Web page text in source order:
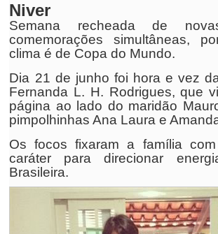
Niver
Semana recheada de
comemorações simultâneas,
clima é de Copa do Mundo.
Dia 21 de junho foi hora e vez
Fernanda L. H. Rodrigues, que
página ao lado do maridão
pimpolhinhas Ana Laura e
Os focos fixaram a família
caráter para direcionar
Brasileira.